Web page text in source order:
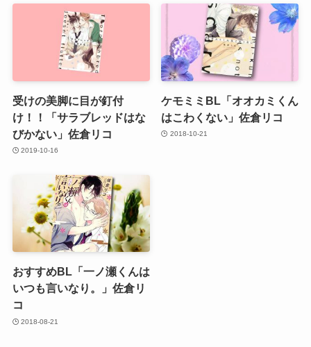
受けの美脚に目が釘付
け！！「サラブレッドはな
びかない」佐倉リコ
2019-10-16
ケモミミBL「オオカミくん
はこわくない」佐倉リコ
2018-10-21
おすすめBL「一ノ瀬くんは
いつも言いなり。」佐倉リ
コ
2018-08-21